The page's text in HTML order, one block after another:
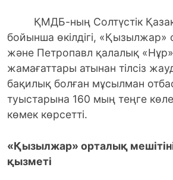
ҚМДБ-ның Солтүстік
бойынша өкілдігі, «Қызылжар»
және Петропавл қалалық «Нұр»
жамағаттары атынан тілсіз
бақилық болған мұсылман
туыстарына 160 мың теңге
көмек көрсетті.
«Қызылжар» орталық
қызметі